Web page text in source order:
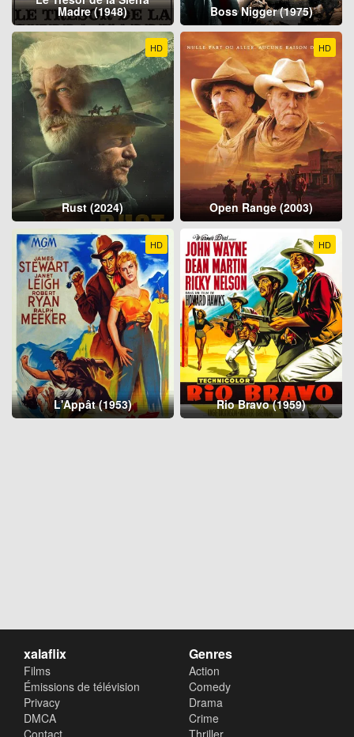
Madre (1948) Boss Nigger (1975)
HD
Rust (2024)
HD
Open Range (2003)
HD
L'Appât (1953)
HD
Rio Bravo (1959)
xalaflix
Films
Émissions de télévision
Privacy
DMCA
Contact
Genres
Action
Comedy
Drama
Crime
Thriller